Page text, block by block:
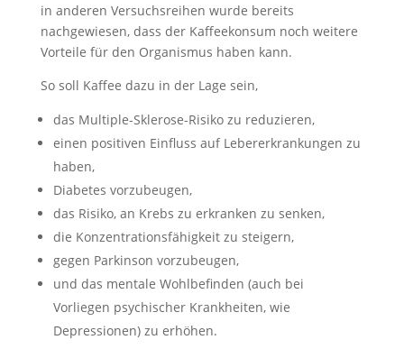
in anderen Versuchsreihen wurde bereits
nachgewiesen, dass der Kaffeekonsum noch weitere
Vorteile für den Organismus haben kann.
So soll Kaffee dazu in der Lage sein,
das Multiple-Sklerose-Risiko zu reduzieren,
einen positiven Einfluss auf Lebererkrankungen zu
haben,
Diabetes vorzubeugen,
das Risiko, an Krebs zu erkranken zu senken,
die Konzentrationsfähigkeit zu steigern,
gegen Parkinson vorzubeugen,
und das mentale Wohlbefinden (auch bei
Vorliegen psychischer Krankheiten, wie
Depressionen) zu erhöhen.